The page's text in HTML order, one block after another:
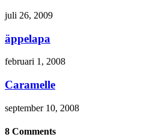
juli 26, 2009
äppelapa
februari 1, 2008
Caramelle
september 10, 2008
8 Comments